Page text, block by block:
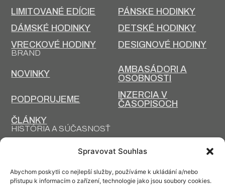
Spravovat Souhlas
Abychom poskytli co nejlepší služby, používáme k ukládání a/nebo
přístupu k informacím o zařízení, technologie jako jsou soubory cookies.
LIMITOVANÉ EDÍCIE
PÁNSKE HODINKY
DÁMSKÉ HODINKY
DETSKÉ HODINKY
VRECKOVÉ HODINY
DESIGNOVÉ HODINY
BRAND
NOVINKY
AMBASÁDORI A
OSOBNOSTI
PODPORUJEME
INZERCIA V
ČASOPISOCH
ČLÁNKY
HISTÓRIA A SÚČASNOSŤ
TECHNOLÓGIE